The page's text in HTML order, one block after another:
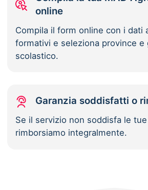
online
Compila il form online con i dati
formativi e seleziona province e
scolastico.
Garanzia soddisfatti o
Se il servizio non soddisfa le
rimborsiamo integralmente.